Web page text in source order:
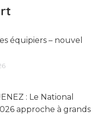
équipiers – nouvel
: Le National
approche à grands